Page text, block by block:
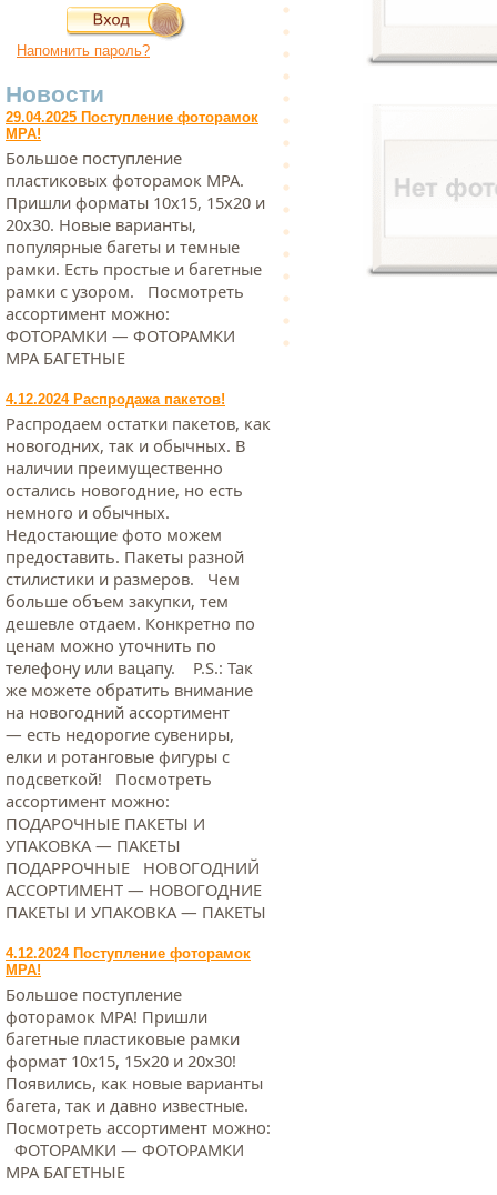
Напомнить пароль?
Новости
29.04.2025 Поступление фоторамок
МРА!
Большое поступление
пластиковых фоторамок МРА.
Пришли форматы 10х15, 15х20 и
20х30. Новые варианты,
популярные багеты и темные
рамки. Есть простые и багетные
рамки с узором. Посмотреть
ассортимент можно:
ФОТОРАМКИ — ФОТОРАМКИ
МРА БАГЕТНЫЕ
4.12.2024 Распродажа пакетов!
Распродаем остатки пакетов, как
новогодних, так и обычных. В
наличии преимущественно
остались новогодние, но есть
немного и обычных.
Недостающие фото можем
предоставить. Пакеты разной
стилистики и размеров. Чем
больше объем закупки, тем
дешевле отдаем. Конкретно по
ценам можно уточнить по
телефону или вацапу. Р.S.: Так
же можете обратить внимание
на новогодний ассортимент
— есть недорогие сувениры,
елки и ротанговые фигуры с
подсветкой! Посмотреть
ассортимент можно:
ПОДАРОЧНЫЕ ПАКЕТЫ И
УПАКОВКА — ПАКЕТЫ
ПОДАРРОЧНЫЕ НОВОГОДНИЙ
АССОРТИМЕНТ — НОВОГОДНИЕ
ПАКЕТЫ И УПАКОВКА — ПАКЕТЫ
4.12.2024 Поступление фоторамок
МРА!
Большое поступление
фоторамок МРА! Пришли
багетные пластиковые рамки
формат 10х15, 15х20 и 20х30!
Появились, как новые варианты
багета, так и давно известные.
Посмотреть ассортимент можно:
ФОТОРАМКИ — ФОТОРАМКИ
МРА БАГЕТНЫЕ